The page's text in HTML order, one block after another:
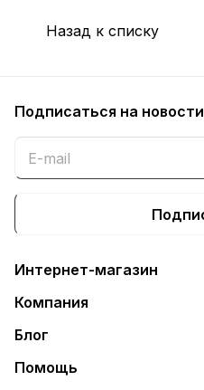
Назад к списку
Подписаться на
Интернет-магазин
Компания
Блог
Помощь